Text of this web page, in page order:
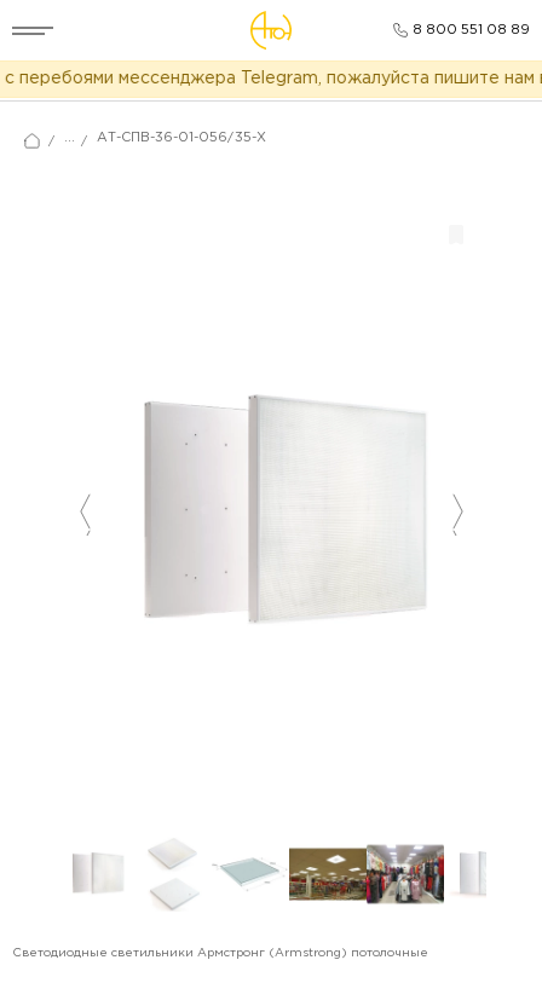
8 800 551 08 89
мессенджера Telegram, пожалуйста пишите нам в
/ ... / АТ-СПВ-36-01-056/35-Х
Светодиодные светильники Армстронг (Armstrong) потолочные